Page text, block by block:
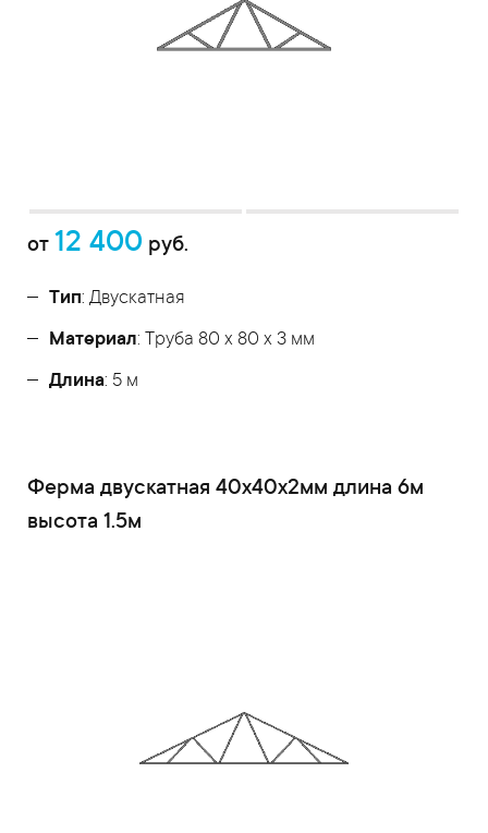
от 12 400 руб.
Тип: Двускатная
Материал: Труба 80 x 80 x 3 мм
Длина: 5 м
Ферма двускатная 40x40x2мм длина 6м
высота 1.5м